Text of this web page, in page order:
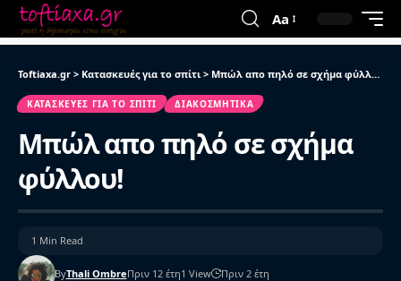
Aa
Toftiaxa.gr > Κατασκευές για το σπίτι> Μπώλ απο πηλό σε σχήμα φύλλου!
ΚΑΤΑΣΚΕΥΈΣ ΓΙΑ ΤΟ ΣΠΊΤΙ ΔΙΑΚΟΣΜΗΤΙΚΆ
Μπώλ απο πηλό σε σχήμα
φύλλου!
ByThali OmbreΠριν 12 έτη1 View Πριν 2 έτη
1 Min Read